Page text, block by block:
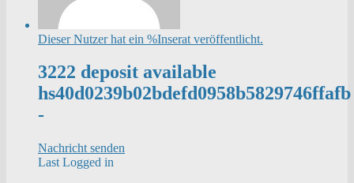
Dieser Nutzer hat ein %Inserat veröffentlicht.
3222 deposit available
hs40d0239b02bdefd0958b5829746ffafb
-
Nachricht senden
Last Logged in